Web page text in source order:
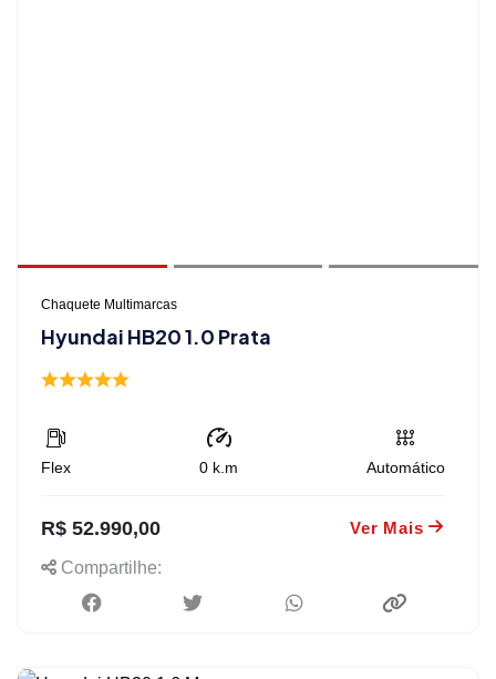
Chaquete Multimarcas
Hyundai HB20 1.0 Prata
Flex 0 k.m Automático
R$ 52.990,00 Ver Mais
Compartilhe: